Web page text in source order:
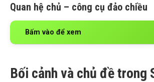
Quan hệ chủ – công cụ đảo chiều
Bấm vào để xem
Bối cảnh và chủ đề trong